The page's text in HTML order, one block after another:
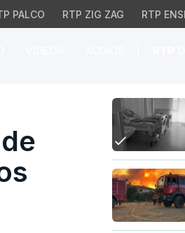
PALCO RTP ZIG ZAG RTP